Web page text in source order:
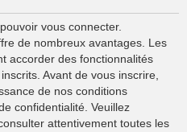
vous connecter.
de nombreux avantages. Les
accorder des fonctionnalités
Avant de vous inscrire,
de nos conditions
confidentialité. Veuillez
attentivement toutes les